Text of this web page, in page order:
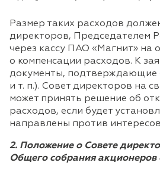
Размер таких расходов
директоров, Председателем
через кассу ПАО «Магнит» на
о компенсации расходов. К
документы, подтверждающие
и т. п.). Совет директоров на
может принять решение об
расходов, если будет
направлены против
2. Положение о Совете
Общего собрания акционеров